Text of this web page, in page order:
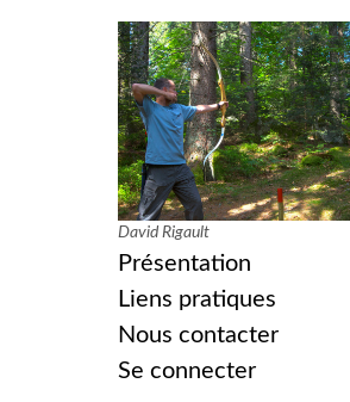
David Rigault
Présentation
Liens pratiques
Nous contacter
Se connecter